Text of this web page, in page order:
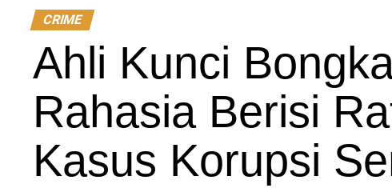
CRIME
Ahli Kunci
Rahasia Berisi
Kasus Korupsi